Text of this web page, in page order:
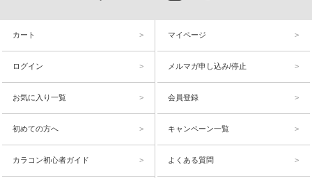
カート マイページ
ログイン メルマガ申し込み/停止
お気に入り一覧 会員登録
初めての方へ キャンペーン一覧
カラコン初心者ガイド よくある質問